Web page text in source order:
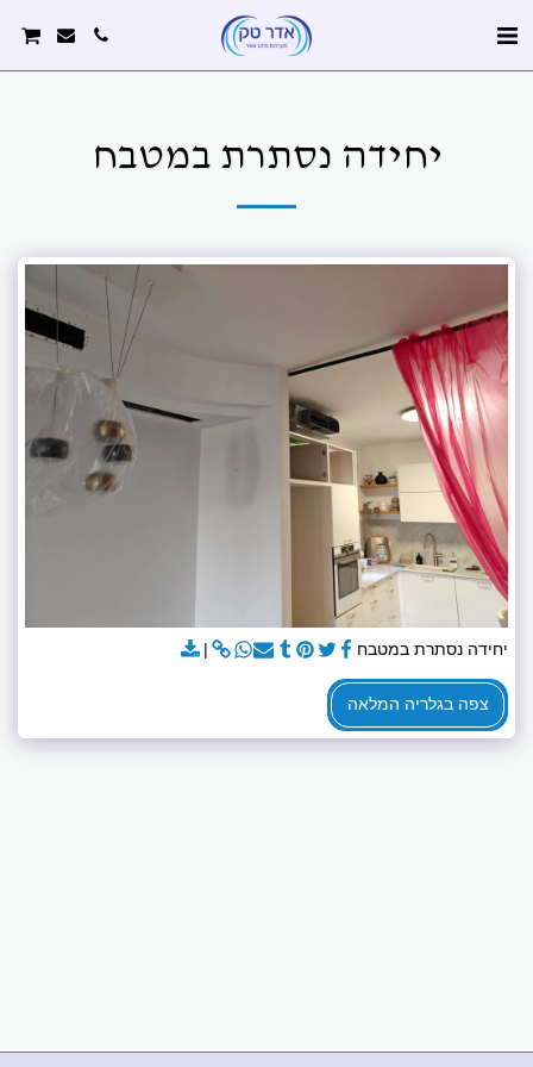
יחידה נסתרת במטבח
יחידה נסתרת במטבח
צפה בגלריה המלאה